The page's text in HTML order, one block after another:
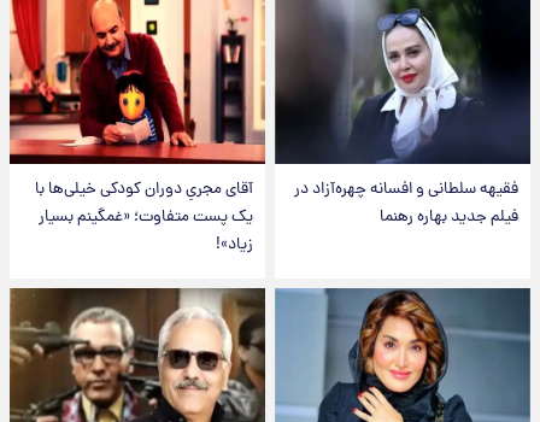
فقیهه سلطانی و افسانه چهره‌آزاد در
فیلم جدید بهاره رهنما
آقای مجریِ دوران کودکی خیلی‌ها با
یک پست متفاوت؛ «غمگینم بسیار
زیاد»!